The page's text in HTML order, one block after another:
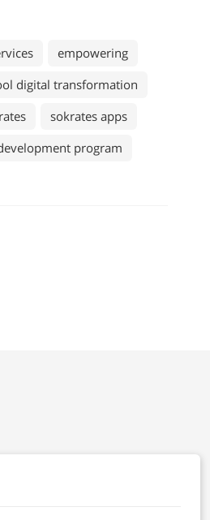
empowering
digital transformation
sokrates apps
program